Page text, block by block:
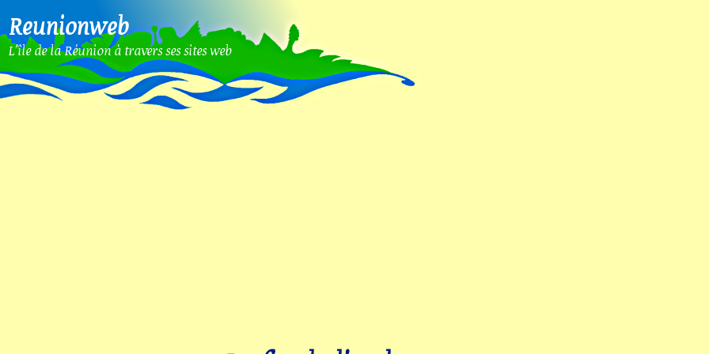
Reunionweb
L'île de la Réunion à travers ses sites web